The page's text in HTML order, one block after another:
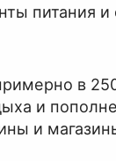
питания и
в
и
и